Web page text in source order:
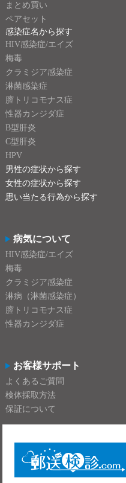
まとめ買い
ペアセット
感染症名から探す
HIV感染症/エイズ
梅毒
クラミジア感染症
淋菌感染症
膣トリコモナス症
性器カンジダ症
B型肝炎
C型肝炎
HPV
男性の症状から探す
女性の症状から探す
思い当たる行為から探す
病気について
HIV感染症/エイズ
梅毒
クラミジア感染症
淋病（淋菌感染症）
膣トリコモナス症
性器カンジダ症
お客様サポート
よくあるご質問
検体採取方法
保証について